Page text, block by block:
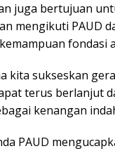
juga bertujuan
mengikuti PAUD
fondasi
kita sukseskan
terus berlanjut
kenangan
PAUD